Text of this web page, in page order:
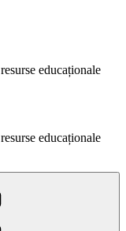
educaționale
educaționale